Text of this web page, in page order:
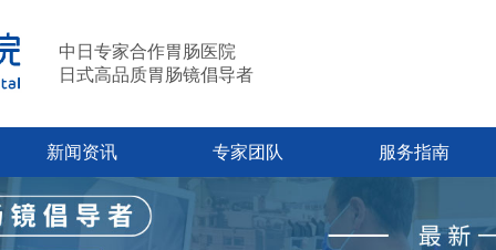
中日专家合作胃肠医院
日式高品质胃肠镜倡导者
新闻资讯 专家团队 服务指南